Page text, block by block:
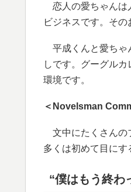
恋人の愛ちゃんは
ビジネスです。そ
平成くんと愛ちゃ
しです。グーグル
環境です。
＜Novelsman
文中にたくさんの
多くは初めて目にす
“僕はもう終わ